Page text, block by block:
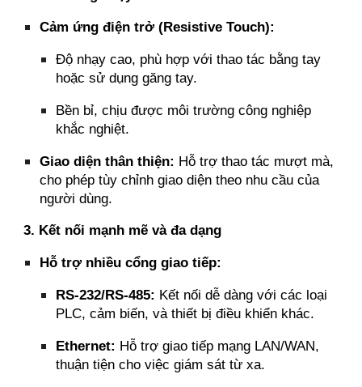
Cảm ứng điện trở (Resistive Touch):
Độ nhạy cao, phù hợp với thao tác bằng tay
hoặc sử dụng găng tay.
Bền bỉ, chịu được môi trường công nghiệp
khắc nghiệt.
Giao diện thân thiện: Hỗ trợ thao tác mượt mà,
cho phép tùy chỉnh giao diện theo nhu cầu của
người dùng.
3. Kết nối mạnh mẽ và đa dạng
Hỗ trợ nhiều cổng giao tiếp:
RS-232/RS-485: Kết nối dễ dàng với các loại
PLC, cảm biến, và thiết bị điều khiển khác.
Ethernet: Hỗ trợ giao tiếp mạng LAN/WAN,
thuận tiện cho việc giám sát từ xa.